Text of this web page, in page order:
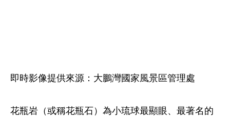
即時影像提供來源：大鵬灣國家風景區管理處
花瓶岩（或稱花瓶石）為小琉球最顯眼、最著名的